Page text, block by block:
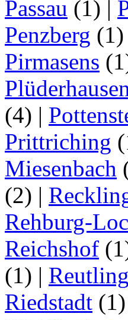
Passau (1) |
Penzberg (1)
Pirmasens
Plüderhausen
(4) |
Prittriching
Miesenbach
(2) |
Rehburg-
Reichshof
(1) |
Riedstadt (1)